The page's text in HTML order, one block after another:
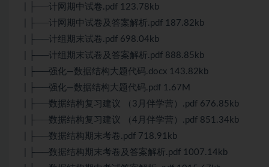
| ├──计网期中试卷.pdf 123.78kb
| ├──计网期中试卷及答案解析.pdf 187.82kb
| ├──计组期末试卷.pdf 698.04kb
| ├──计组期末试卷及答案解析.pdf 888.85kb
| ├──强化—数据结构大题代码.docx 143.82kb
| ├──强化—数据结构大题代码.pdf 1.67M
| ├──数据结构复习建议 （3月伴学营）.pdf 676.85kb
| ├──数据结构复习建议 （4月伴学营）.pdf 851.34kb
| ├──数据结构期末考卷.pdf 718.91kb
| ├──数据结构期末考卷及答案解析.pdf 1007.14kb